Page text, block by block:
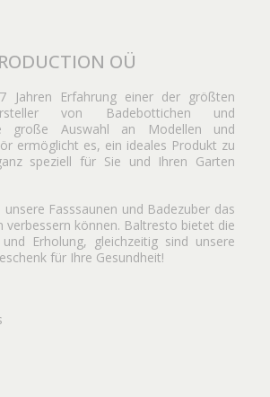
OÜ
Jahren Erfahrung einer der größten
von Badebottichen und
große Auswahl an Modellen und
ermöglicht es, ein ideales Produkt zu
speziell für Sie und Ihren Garten
Fasssaunen und Badezuber das
verbessern können. Baltresto bietet die
Erholung, gleichzeitig sind unsere
für Ihre Gesundheit!